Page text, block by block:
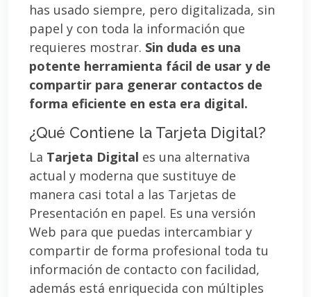
has usado siempre, pero digitalizada, sin
papel y con toda la información que
requieres mostrar. Sin duda es una
potente herramienta fácil de usar y de
compartir para generar contactos de
forma eficiente en esta era digital.
¿Qué Contiene la Tarjeta Digital?
La Tarjeta Digital es una alternativa
actual y moderna que sustituye de
manera casi total a las Tarjetas de
Presentación en papel. Es una versión
Web para que puedas intercambiar y
compartir de forma profesional toda tu
información de contacto con facilidad,
además está enriquecida con múltiples